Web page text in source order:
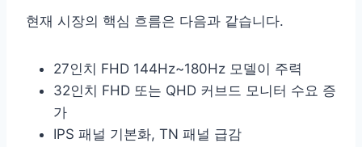
현재 시장의 핵심 흐름은 다음과 같습니다.
27인치 FHD 144Hz~180Hz 모델이 주력
32인치 FHD 또는 QHD 커브드 모니터 수요 증
가
IPS 패널 기본화, TN 패널 급감